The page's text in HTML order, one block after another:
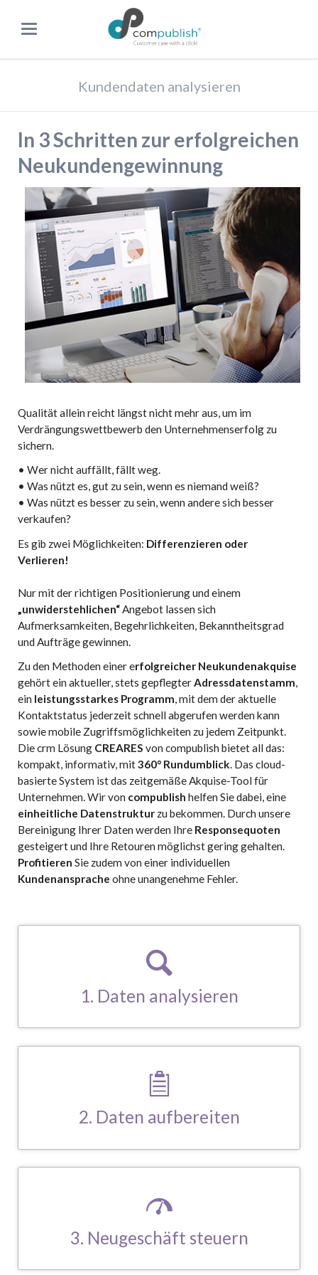
Kundendaten analysieren
In 3 Schritten zur erfolgreichen
Neukundengewinnung
Qualität allein reicht längst nicht mehr aus, um im
Verdrängungswettbewerb den Unternehmenserfolg zu
sichern.
• Wer nicht auffällt, fällt weg.
• Was nützt es, gut zu sein, wenn es niemand weiß?
• Was nützt es besser zu sein, wenn andere sich besser
verkaufen?
Es gib zwei Möglichkeiten: Differenzieren oder
Verlieren!
Nur mit der richtigen Positionierung und einem
„unwiderstehlichen“Angebot lassen sich
Aufmerksamkeiten, Begehrlichkeiten, Bekanntheitsgrad
und Aufträge gewinnen.
Zu den Methoden einer erfolgreicher Neukundenakquise
gehört ein aktueller, stets gepflegterAdressdatenstamm,
ein leistungsstarkes Programm, mit dem der aktuelle
Kontaktstatus jederzeit schnell abgerufen werden kann
sowie mobile Zugriffsmöglichkeiten zu jedem Zeitpunkt.
Die crm Lösung CREARES von compublish bietet all das:
kompakt, informativ, mit360° Rundumblick. Das cloud-
basierte System ist das zeitgemäße Akquise-Tool für
Unternehmen. Wir von compublish helfen Sie dabei, eine
einheitliche Datenstrukturzu bekommen. Durch unsere
Bereinigung Ihrer Daten werden Ihre Responsequoten
gesteigert und Ihre Retouren möglichst gering gehalten.
Profitieren Sie zudem von einer individuellen
Kundenansprache ohne unangenehme Fehler.
Der Erfolg vom Neugeschäft hängt von korrekten und aktuellen
Die unterschiedlichen Informationsdaten müssen auf einen
Ein professionelles Datenmanagement bringt in Unternehmen